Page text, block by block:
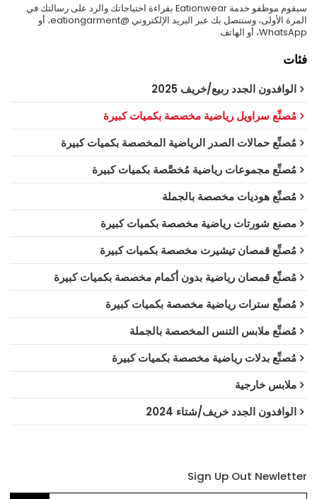
سيقوم موظفو خدمة Eationwear بقراءة احتياجاتك والرد على رسالتك في
المرة الأولى، وسنتصل بك عبر البريد الإلكتروني @eationgarment، أو
WhatsApp، أو الهاتف.
فئات
الوافدون الجدد ربيع/خريف 2025
مُصنِّع سراويل رياضية مخصصة بكميات كبيرة
مُصنِّع حمالات الصدر الرياضية المخصصة بكميات كبيرة
مُصنِّع مجموعات رياضية مُخصَّصة بكميات كبيرة
مُصنِّع هوديات مخصصة بالجملة
مصنع شورتات رياضية مخصصة بكميات كبيرة
مُصنِّع قمصان تيشيرت مخصصة بكميات كبيرة
مُصنِّع قمصان رياضية بدون أكمام مخصصة بكميات كبيرة
مُصنِّع سترات رياضية مخصصة بكميات كبيرة
مُصنِّع ملابس التنس المخصصة بالجملة
مُصنِّع بدلات رياضية مخصصة بكميات كبيرة
ملابس خارجية
الوافدون الجدد خريف/شتاء 2024
Sign Up Out Newletter